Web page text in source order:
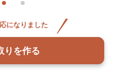
になりました
りを作る